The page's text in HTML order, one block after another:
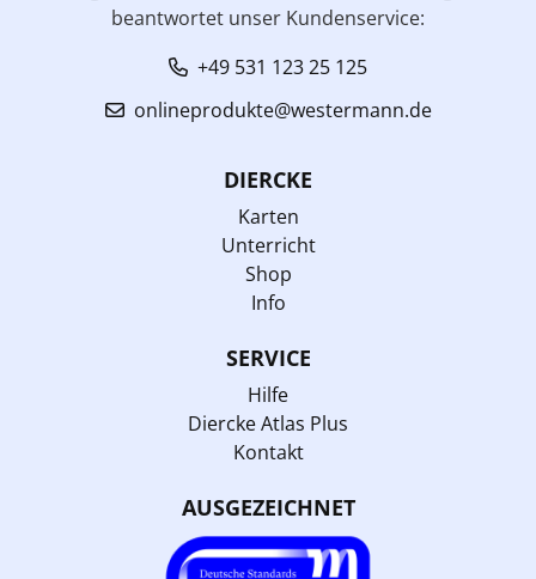
beantwortet unser Kundenservice:
+49 531 123 25 125
onlineprodukte@westermann.de
DIERCKE
Karten
Unterricht
Shop
Info
SERVICE
Hilfe
Diercke Atlas Plus
Kontakt
AUSGEZEICHNET